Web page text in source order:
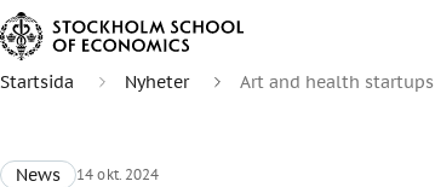
Startsida Nyheter Art and health startups
News 14 okt. 2024